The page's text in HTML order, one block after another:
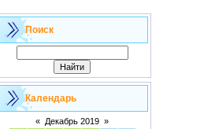
Поиск
Календарь
« Декабрь 2019 »